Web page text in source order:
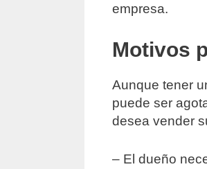
empresa.
Motivos
Aunque tener
puede ser
desea vender
– El dueño